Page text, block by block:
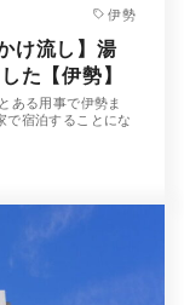
伊勢
け流し】湯
た【伊勢】
ある用事で伊勢ま
で宿泊することにな